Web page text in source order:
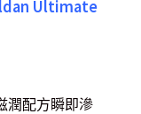
Ultimate
潤配方瞬即滲